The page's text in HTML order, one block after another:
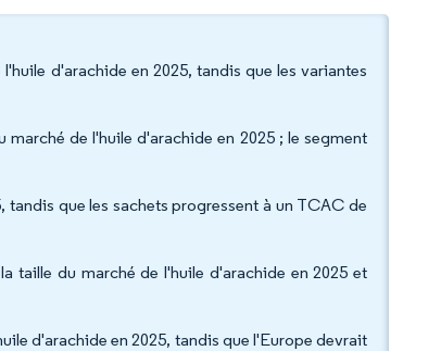
d'arachide en 2025, tandis que les variantes
de l'huile d'arachide en 2025 ; le segment
tandis que les sachets progressent à un TCAC de
taille du marché de l'huile d'arachide en 2025 et
d'arachide en 2025, tandis que l'Europe devrait